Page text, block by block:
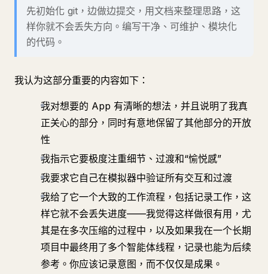
先初始化 git，边做边提交，用文档来整理思路，这
样你就不会丢失方向。编写干净、可维护、模块化
的代码。
我认为这部分重要的内容如下：
我对想要的 App 有清晰的想法，并且说明了我真
正关心的部分，同时有意地保留了其他部分的开放
性
我指示它要极度注重细节、过渡和“愉悦感”
我要求它自己在模拟器中验证所有交互和过渡
我给了它一个大致的工作流程，包括记录工作，这
样它就不会丢失进度——我觉得这样做很有用，尤
其是在多次压缩的过程中，以及如果我在一个长期
项目中最终用了多个智能体线程，记录也能为后续
参考。你应该记录意图，而不仅仅是成果。